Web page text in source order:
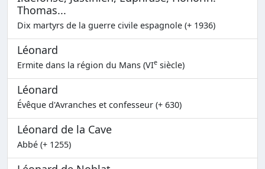
Thomas...
Dix martyrs de la guerre civile espagnole (+ 1936)
Léonard
Ermite dans la région du Mans (VIe siècle)
Léonard
Évêque d'Avranches et confesseur (+ 630)
Léonard de la Cave
Abbé (+ 1255)